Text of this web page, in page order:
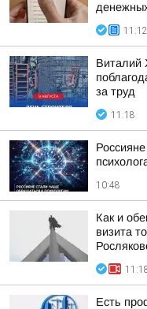
11:12
Виталий
за труд
11:18
10:48
Как и
визита
Есть